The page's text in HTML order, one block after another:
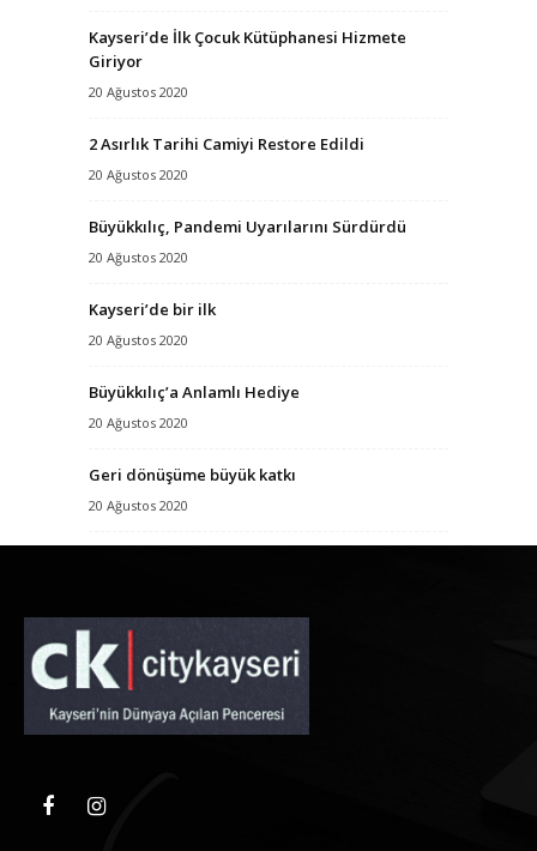
Kayseri’de İlk Çocuk Kütüphanesi Hizmete
Giriyor
20 Ağustos 2020
2 Asırlık Tarihi Camiyi Restore Edildi
20 Ağustos 2020
Büyükkılıç, Pandemi Uyarılarını Sürdürdü
20 Ağustos 2020
Kayseri’de bir ilk
20 Ağustos 2020
Büyükkılıç’a Anlamlı Hediye
20 Ağustos 2020
Geri dönüşüme büyük katkı
20 Ağustos 2020